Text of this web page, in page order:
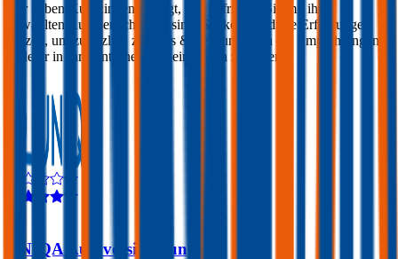
Wir haben Kund:innen befragt, wie zufrieden Sie mit ihrer
gewählten Autoversicherung sind. Sie können diese Erfahrungen
nutzen, um zusätzlich zu Preis & Leistung auch die Empfehlungen
anderer in Ihre Entscheidung einfließen zu lassen:
UNIQA Autoversicherung